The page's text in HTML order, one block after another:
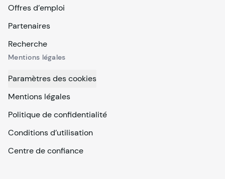
Offres d’emploi
Partenaires
Recherche
Mentions légales
Paramètres des cookies
Mentions légales
Politique de confidentialité
Conditions d’utilisation
Centre de confiance